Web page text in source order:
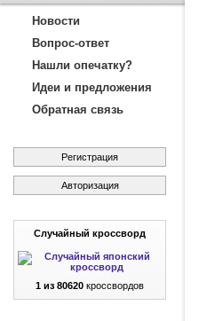
Новости
Вопрос-ответ
Нашли опечатку?
Идеи и предложения
Обратная связь
Регистрация
Авторизация
Случайный кроссворд
1 из 80620 кроссвордов